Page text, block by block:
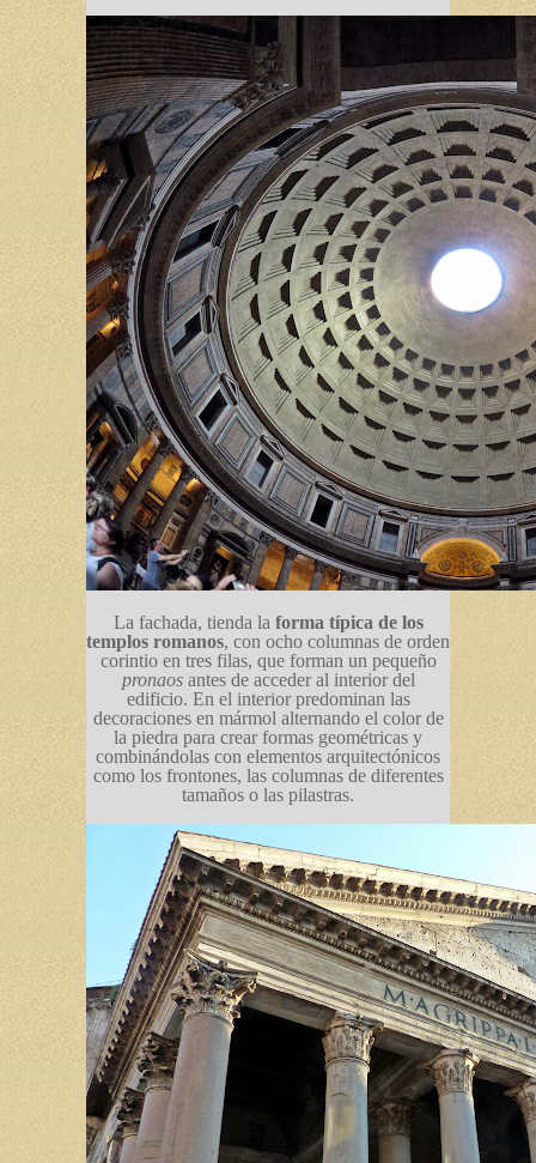
La fachada, tienda la forma típica de los
templos romanos, con ocho columnas de orden
corintio en tres filas, que forman un pequeño
pronaos antes de acceder al interior del
edificio. En el interior predominan las
decoraciones en mármol alternando el color de
la piedra para crear formas geométricas y
combinándolas con elementos arquitectónicos
como los frontones, las columnas de diferentes
tamaños o las pilastras.